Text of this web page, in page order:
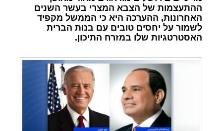
ההתעצמות של הצבא המצרי בעשר השנים
האחרונות, ההערכה היא כי הממשל מקפיד
לשמור על יחסים טובים עם בנות הברית
האסטרטגיות שלו במזרח התיכון.